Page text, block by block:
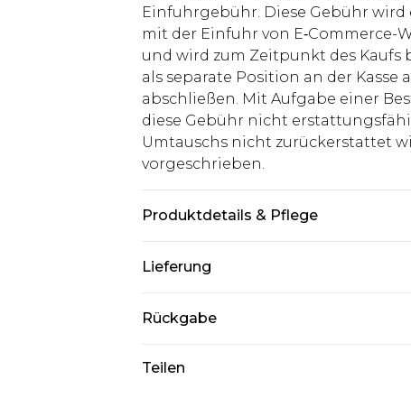
Einfuhrgebühr. Diese Gebühr
mit der Einfuhr von E‑Commerce-
und wird zum Zeitpunkt des
als separate Position an der Kasse
abschließen. Mit Aufgabe einer
diese Gebühr nicht
Umtauschs nicht zurückerstattet
vorgeschrieben.
Produktdetails & Pflege
Lieferung
Deutschland Standardlieferung
Bis zu 8 Werktage
Deutschland Expresslieferung
Rückgabe
Teilen